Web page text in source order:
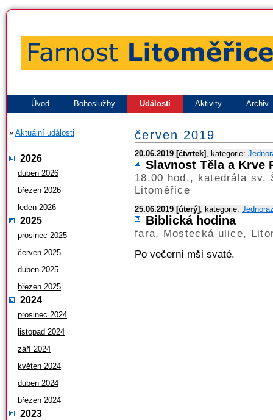
Úvod Bohoslužby Události Aktivity Archiv
» Aktuální události
2026
duben 2026
březen 2026
leden 2026
2025
prosinec 2025
červen 2025
duben 2025
březen 2025
2024
prosinec 2024
listopad 2024
září 2024
květen 2024
duben 2024
březen 2024
2023
červen 2019
20.06.2019 [čtvrtek] , kategorie:
Slavnost Těla a Krve
18.00 hod., katedrála sv.
Litoměřice
25.06.2019 [úterý] , kategorie:
Biblická hodina
fara, Mostecká ulice,
Po večerní mši svaté.